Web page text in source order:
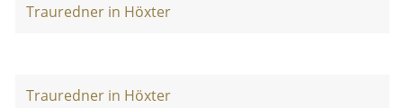
Trauredner in Höxter
Trauredner in Höxter